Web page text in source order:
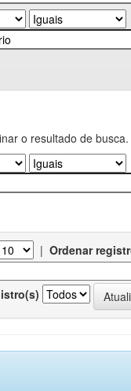
o resultado de busca.
| Ordenar